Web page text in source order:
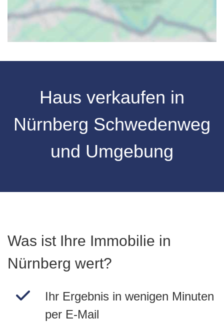
Haus verkaufen in
Nürnberg Schwedenweg
und Umgebung
Was ist Ihre Immobilie in
Nürnberg wert?
Ihr Ergebnis in wenigen Minuten
per E-Mail